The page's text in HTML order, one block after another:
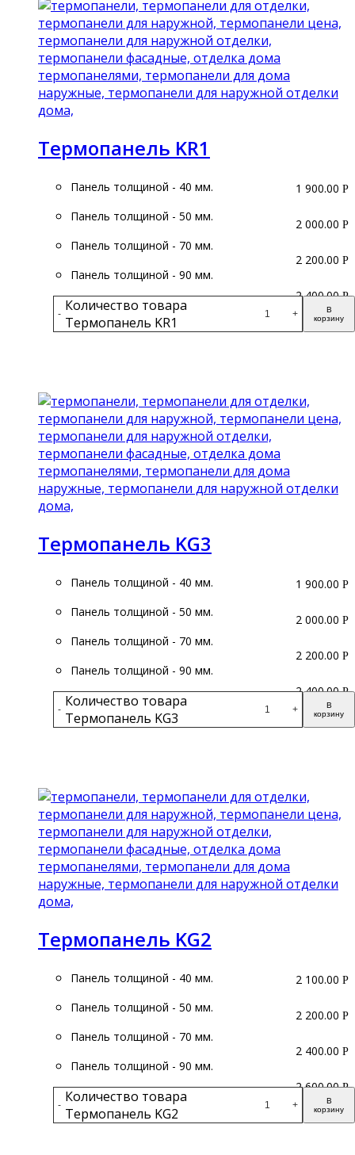
Термопанель KR1
Панель толщиной - 40 мм.
Панель толщиной - 50 мм.
Панель толщиной - 70 мм.
Панель толщиной - 90 мм.
- Количество товара
Термопанель KR1
+
В
корзину
1 900.00 Р
2 000.00 Р
2 200.00 Р
2 400.00Р
Термопанель KG3
Панель толщиной - 40 мм.
Панель толщиной - 50 мм.
Панель толщиной - 70 мм.
Панель толщиной - 90 мм.
- Количество товара
Термопанель KG3
+
В
корзину
1 900.00 Р
2 000.00 Р
2 200.00 Р
2 400.00Р
Термопанель KG2
Панель толщиной - 40 мм.
Панель толщиной - 50 мм.
Панель толщиной - 70 мм.
Панель толщиной - 90 мм.
- Количество товара
Термопанель KG2
+
В
корзину
2 100.00 Р
2 200.00 Р
2 400.00 Р
2 600.00Р